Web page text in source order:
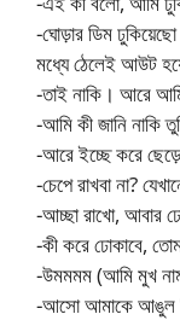
-ঘোড়ার ডিম
মধ্যে ঠেলেই আউট
-তাই নাকি। আরে
-আমি কী জানি নাকি
-আরে ইচ্ছে করে
-চেপে রাখবা না?
-আচ্ছা রাখো,
-কী করে ঢোকাবে,
-উমমমম (আমি মুখ
-আসো আমাকে আঙুল